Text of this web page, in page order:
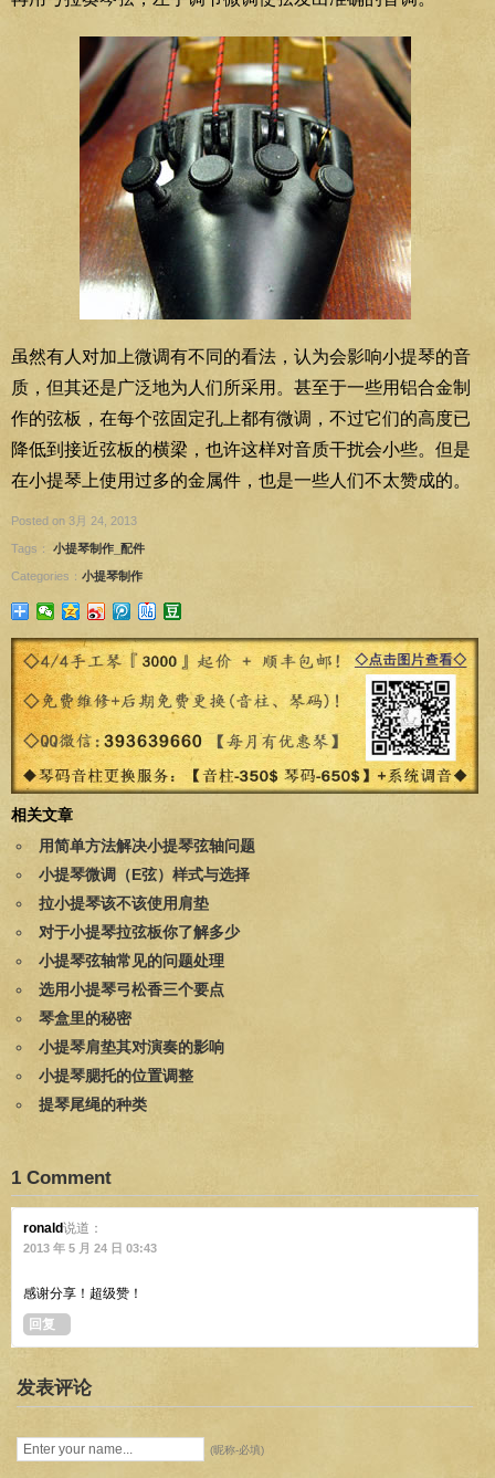
虽然有人对加上微调有不同的看法，认为会影响小提琴的音
质，但其还是广泛地为人们所采用。甚至于一些用铝合金制
作的弦板，在每个弦固定孔上都有微调，不过它们的高度已
降低到接近弦板的横梁，也许这样对音质干扰会小些。但是
在小提琴上使用过多的金属件，也是一些人们不太赞成的。
Posted on 3月 24, 2013
Tags： 小提琴制作_配件
Categories： 小提琴制作
相关文章
用简单方法解决小提琴弦轴问题
小提琴微调（E弦）样式与选择
拉小提琴该不该使用肩垫
对于小提琴拉弦板你了解多少
小提琴弦轴常见的问题处理
选用小提琴弓松香三个要点
琴盒里的秘密
小提琴肩垫其对演奏的影响
小提琴腮托的位置调整
提琴尾绳的种类
1 Comment
ronald说道：
2013 年 5 月 24 日 03:43
感谢分享！超级赞！
回复
发表评论
(昵称-必填)